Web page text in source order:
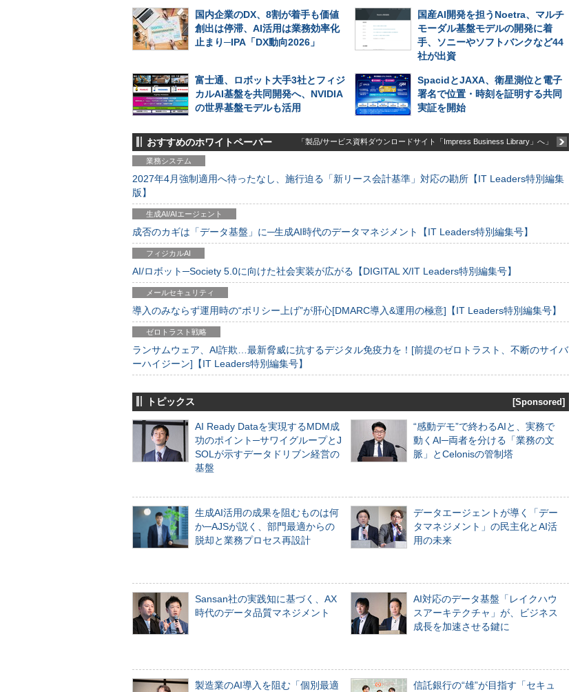
国内企業のDX、8割が着手も価値
創出は停滞、AI活用は業務効率化
止まり─IPA「DX動向2026」
国産AI開発を担うNoetra、マルチ
モーダル基盤モデルの開発に着
手、ソニーやソフトバンクなど44
社が出資
富士通、ロボット大手3社とフィジ
カルAI基盤を共同開発へ、NVIDIA
の世界基盤モデルも活用
SpacidとJAXA、衛星測位と電子
署名で位置・時刻を証明する共同
実証を開始
おすすめのホワイトペーパー 「製品/サービス資料ダウンロードサイト「Impress Business Library」へ」
業務システム
2027年4月強制適用へ待ったなし、施行迫る「新リース会計基準」対応の勘所【IT Leaders特別編集
版】
生成AI/AIエージェント
成否のカギは「データ基盤」に─生成AI時代のデータマネジメント【IT Leaders特別編集号】
フィジカルAI
AI/ロボット─Society 5.0に向けた社会実装が広がる【DIGITAL X/IT Leaders特別編集号】
メールセキュリティ
導入のみならず運用時の“ポリシー上げ”が肝心[DMARC導入&運用の極意]【IT Leaders特別編集号】
ゼロトラスト戦略
ランサムウェア、AI詐欺…最新脅威に抗するデジタル免疫力を！[前提のゼロトラスト、不断のサイバ
ーハイジーン]【IT Leaders特別編集号】
トピックス [Sponsored]
AI Ready Dataを実現するMDM成
功のポイント─サワイグループとJ
SOLが示すデータドリブン経営の
基盤
“感動デモ”で終わるAIと、実務で
動くAI─両者を分ける「業務の文
脈」とCelonisの管制塔
生成AI活用の成果を阻むものは何
か─AJSが説く、部門最適からの
脱却と業務プロセス再設計
データエージェントが導く「デー
タマネジメント」の民主化とAI活
用の未来
Sansan社の実践知に基づく、AX
時代のデータ品質マネジメント
AI対応のデータ基盤「レイクハウ
スアーキテクチャ」が、ビジネス
成長を加速させる鍵に
製造業のAI導入を阻む「個別最適 信託銀行の“雄”が目指す「セキュ